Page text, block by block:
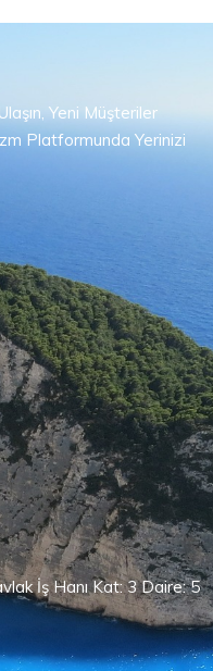
Yeni Müşteriler
Platformunda Yerinizi
İş Hanı Kat: 3 Daire: 5